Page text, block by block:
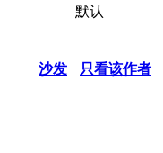
默认
沙发 只看该作者